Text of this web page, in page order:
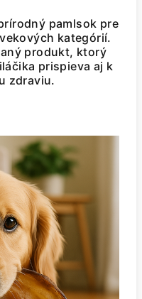
pamlsok pre
kategórií.
produkt, ktorý
prispieva aj k
zdraviu.